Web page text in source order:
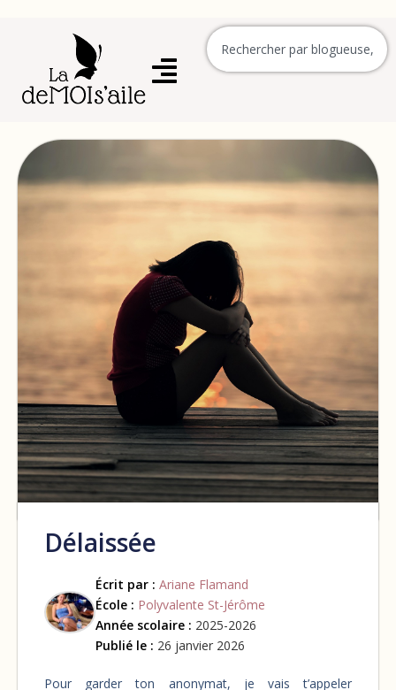
Délaissée
Écrit par : Ariane Flamand
École : Polyvalente St-Jérôme
Année scolaire : 2025-2026
Publié le : 26 janvier 2026
Pour garder ton anonymat, je vais t’appeler